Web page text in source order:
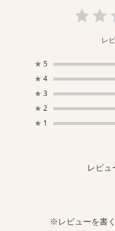
レ
★ 5
★ 4
★ 3
★ 2
★ 1
レビュ
※レビューを書